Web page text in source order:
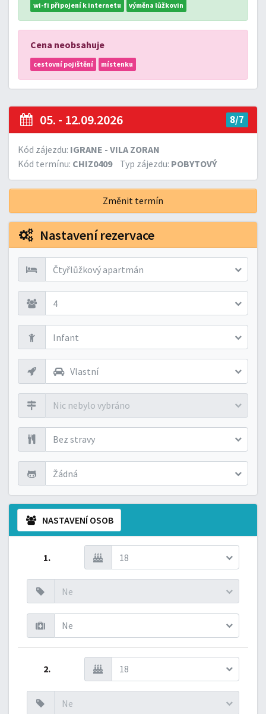
wi-fi připojení k internetu
výměna lůžkovin
Cena neobsahuje
cestovní pojištění místenku
8/7
05. - 12.09.2026
Kód zájezdu: IGRANE - VILA ZORAN
Kód termínu: CHIZ0409 Typ zájezdu: POBYTOVÝ
Změnit termín
Nastavení rezervace
Čtyřlůžkový apartmán
4
Infant
Vlastní
Nic nebylo vybráno
Bez stravy
Žádná
NASTAVENÍ OSOB
1. 18
Ne
Ne
2. 18
Ne